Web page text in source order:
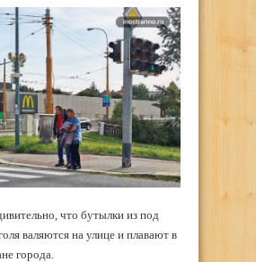
что бутылки из под
валяются на улице и плавают в
города.